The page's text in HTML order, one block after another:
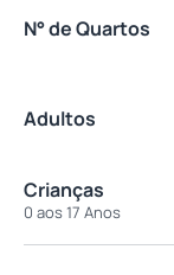
N° de Quartos
Adultos
Crianças
0 aos 17 Anos